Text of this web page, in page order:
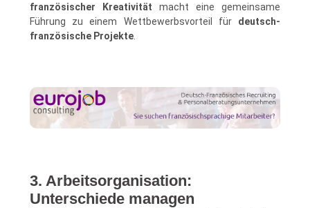
französischer Kreativität macht eine gemeinsame
Führung zu einem Wettbewerbsvorteil für deutsch-
französische Projekte.
3. Arbeitsorganisation:
Unterschiede managen